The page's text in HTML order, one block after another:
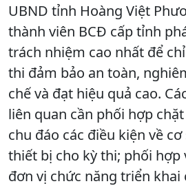
UBND tỉnh Hoàng Việt
thành viên BCĐ cấp tỉnh
trách nhiệm cao nhất để
thi đảm bảo an toàn,
chế và đạt hiệu quả cao.
liên quan cần phối hợp
chu đáo các điều kiện về
thiết bị cho kỳ thi; phối hợp
đơn vị chức năng triển khai